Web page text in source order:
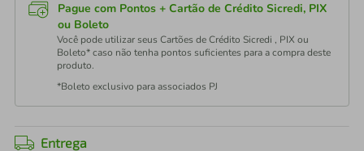
Pague com Pontos + Cartão de Crédito Sicredi, PIX
ou Boleto
Você pode utilizar seus Cartões de Crédito Sicredi , PIX ou
Boleto* caso não tenha pontos suficientes para a compra deste
produto.
*Boleto exclusivo para associados PJ
Entrega